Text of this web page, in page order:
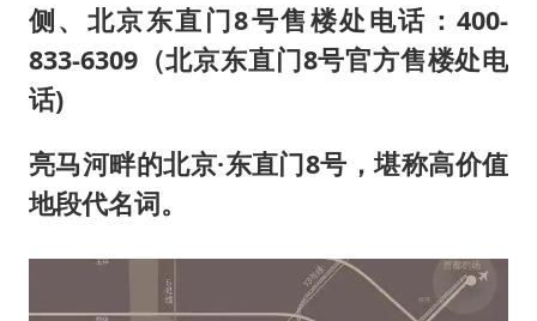
侧、北京东直门8号售楼处电话：400-
833-6309（北京东直门8号官方售楼处电
话)
亮马河畔的北京·东直门8号，堪称高价值
地段代名词。